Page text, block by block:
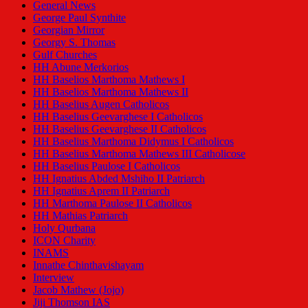
General News
George Paul Synthite
Georgian Mirror
Georgy S. Thomas
Gulf Churches
HH Abune Merkorios
HH Baselios Marthoma Mathews I
HH Baselios Marthoma Mathews II
HH Baselius Augen Catholicos
HH Baselius Geevarghese I Catholicos
HH Baselius Geevarghese II Catholicos
HH Baselius Marthoma Didymus I Catholicos
HH Baselius Marthoma Mathews III Catholicose
HH Baselius Paulose I Catholicos
HH Ignatius Abded Mshiho II Patriarch
HH Ignatius Aprem II Patriarch
HH Marthoma Paulose II Catholicos
HH Mathias Patriarch
Holy Qurbana
ICON Charity
INAMS
Innathe Chinthavishayam
Interview
Jacob Mathew (Jojo)
Jiji Thomson IAS